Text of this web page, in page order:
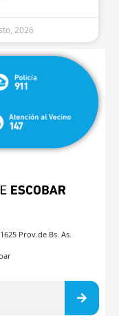
2026
Prov.de Bs. As.